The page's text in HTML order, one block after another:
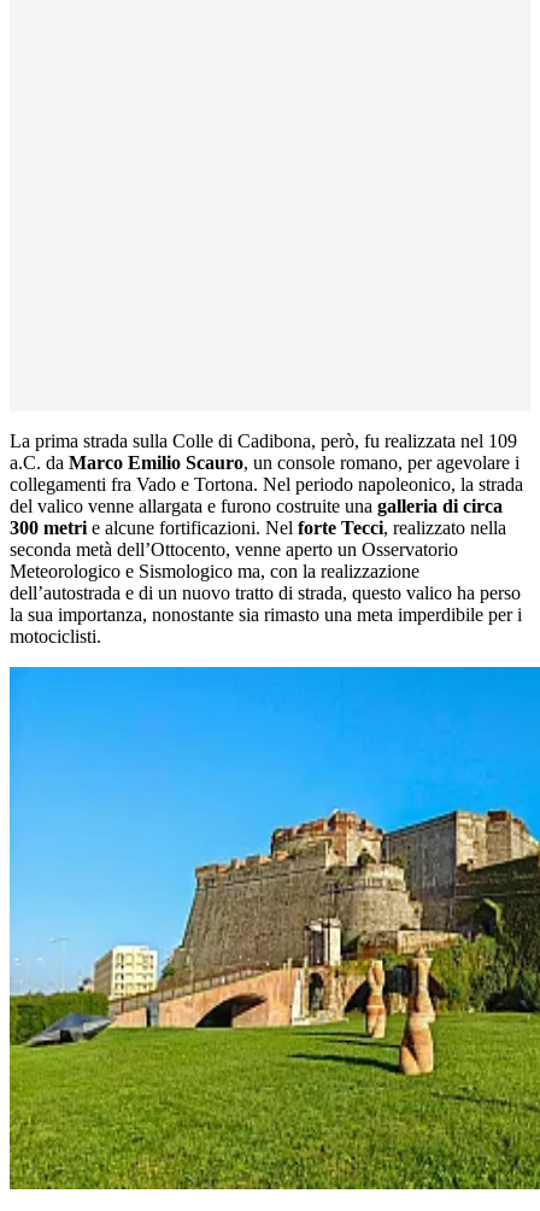
La prima strada sulla Colle di Cadibona, però, fu realizzata nel 109
a.C. da Marco Emilio Scauro, un console romano, per agevolare i
collegamenti fra Vado e Tortona. Nel periodo napoleonico, la strada
del valico venne allargata e furono costruite una galleria di circa
300 metri e alcune fortificazioni. Nel forte Tecci, realizzato nella
seconda metà dell’Ottocento, venne aperto un Osservatorio
Meteorologico e Sismologico ma, con la realizzazione
dell’autostrada e di un nuovo tratto di strada, questo valico ha perso
la sua importanza, nonostante sia rimasto una meta imperdibile per i
motociclisti.